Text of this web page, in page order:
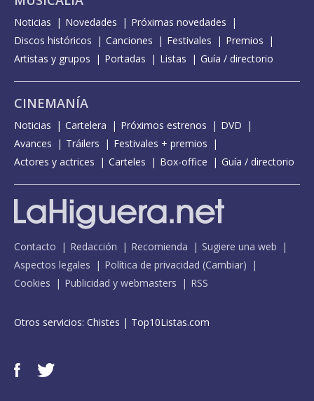
Noticias Novedades
Próximas novedades
Discos históricos
Canciones Festivales
Premios
Artistas y grupos
Portadas Listas Guía / directorio
CINEMANÍA
Noticias Cartelera Próximos estrenos
DVD
Avances
Tráilers
Festivales + premios
Actores y actrices
Carteles Box-office Guía / directorio
Contacto Redacción Recomienda
Sugiere una web
Aspectos legales
Política de privacidad (Cambiar)
Cookies
Publicidad y webmasters RSS
Otros servicios: Chistes | Top10Listas.com